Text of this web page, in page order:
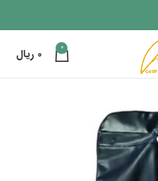
0
0 ریال